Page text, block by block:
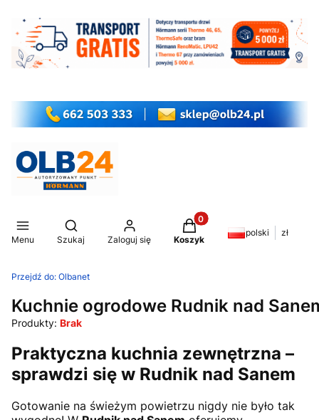
Menu
Otwórz wyszukiwarkę
Szukaj Zaloguj się
Produkty w koszyku: 0.
Koszyk
polski zł
Przejdź do: Olbanet
Kuchnie ogrodowe Rudnik nad
Produkty: Brak
Praktyczna kuchnia zewnętrzna –
sprawdzi się w Rudnik nad Sanem
Gotowanie na świeżym powietrzu nigdy nie było tak